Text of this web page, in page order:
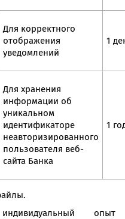
Для корректного
отображения
уведомлений
1
Для хранения
информации об
уникальном
идентификаторе
неавторизированного
пользователя веб-
сайта Банка
1
опыт